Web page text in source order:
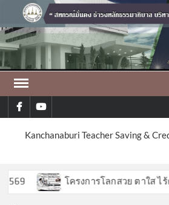
content
facebookyoutube
Kanchanaburi Teacher Saving &
โครงการโลกสวย ตาใส ไร้ต้อ